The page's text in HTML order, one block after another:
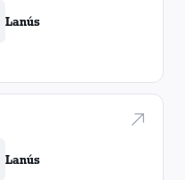
Lanús
Lanús